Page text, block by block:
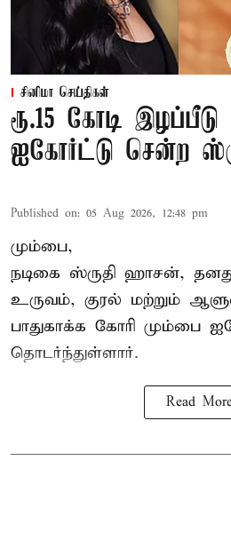
சினிமா செய்திகள்
ரூ.15 கோடி இழப்பீடு
ஐகோர்ட்டு சென்ற
Published on: 05 Aug 2026, 12:48 pm
மும்பை,
நடிகை ஸ்ருதி ஹாசன்,
உருவம், குரல் மற்றும்
பாதுகாக்க கோரி மும்பை
தொடர்ந்துள்ளார்.
Read